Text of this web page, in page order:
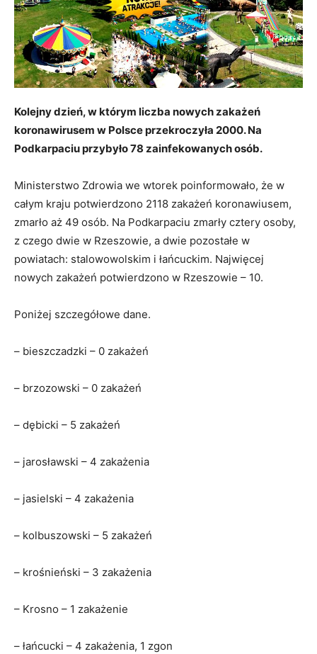
Kolejny dzień, w którym liczba nowych zakażeń
koronawirusem w Polsce przekroczyła 2000. Na
Podkarpaciu przybyło 78 zainfekowanych osób.
Ministerstwo Zdrowia we wtorek poinformowało, że w
całym kraju potwierdzono 2118 zakażeń koronawiusem,
zmarło aż 49 osób. Na Podkarpaciu zmarły cztery osoby,
z czego dwie w Rzeszowie, a dwie pozostałe w
powiatach: stalowowolskim i łańcuckim. Najwięcej
nowych zakażeń potwierdzono w Rzeszowie – 10.
Poniżej szczegółowe dane.
– bieszczadzki – 0 zakażeń
– brzozowski – 0 zakażeń
– dębicki – 5 zakażeń
– jarosławski – 4 zakażenia
– jasielski – 4 zakażenia
– kolbuszowski – 5 zakażeń
– krośnieński – 3 zakażenia
– Krosno – 1 zakażenie
– łańcucki – 4 zakażenia, 1 zgon